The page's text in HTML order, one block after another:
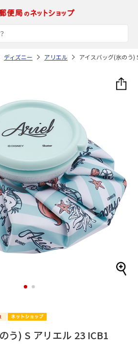
ディズニー アリエル アイスバッグ(氷のう)
1 2
う) S アリエル 23 ICB1